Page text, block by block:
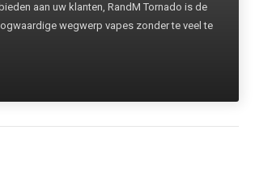
aan uw klanten, RandM Tornado is de
wegwerp vapes zonder te veel te